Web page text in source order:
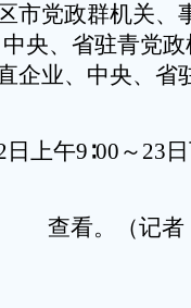
市党政群机关、
央、省驻青党
企业、中央、省
上午9∶00～23
查看。（记者